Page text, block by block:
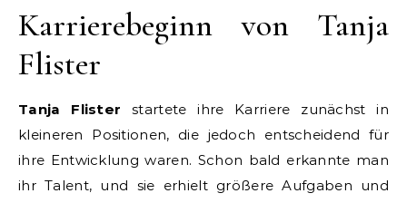
Karrierebeginn von Tanja
Flister
Tanja Flister startete ihre Karriere zunächst in
kleineren Positionen, die jedoch entscheidend für
ihre Entwicklung waren. Schon bald erkannte man
ihr Talent, und sie erhielt größere Aufgaben und